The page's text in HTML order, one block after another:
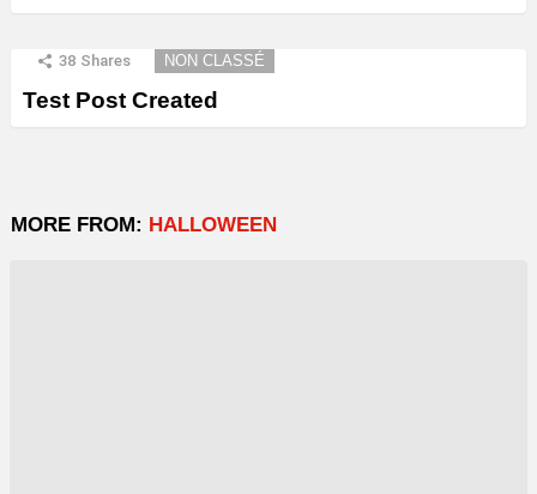
38 Shares NON CLASSÉ
Test Post Created
MORE FROM: HALLOWEEN